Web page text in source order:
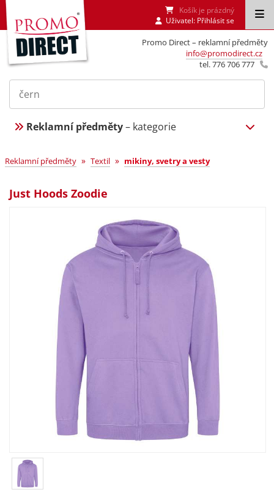
Promo Direct – reklamní předměty
info@promodirect.cz
tel. 776 706 777
Košík je prázdný
Uživatel: Přihlásit se
Reklamní předměty– kategorie
Reklamní předměty » Textil » mikiny, svetry a vesty
Just Hoods Zoodie